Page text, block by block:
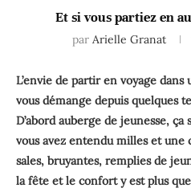
Et si vous partiez en
par Arielle Granat
L’envie de partir en voyage dans
vous démange depuis quelques
D’abord auberge de jeunesse,
vous avez entendu milles et une
sales, bruyantes, remplies de
la fête et le confort y est plus